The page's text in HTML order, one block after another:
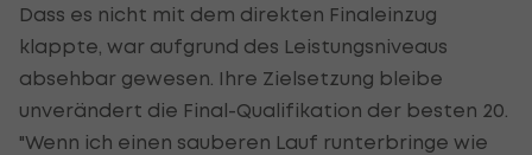
Dass es nicht mit dem direkten Finaleinzug
klappte, war aufgrund des Leistungsniveaus
absehbar gewesen. Ihre Zielsetzung bleibe
unverändert die Final-Qualifikation der besten 20.
"Wenn ich einen sauberen Lauf runterbringe wie